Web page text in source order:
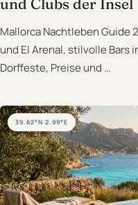
Mallorca Nachtleben Guide
und El Arenal, stilvolle Bars
Dorffeste, Preise und …
39.62°N 2.99°E